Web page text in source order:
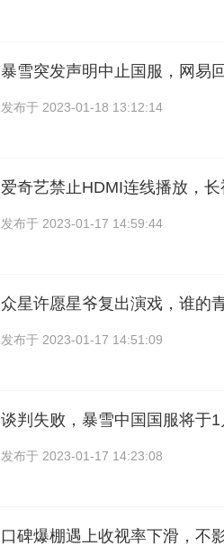
暴雪突发声明中止国服，网易
发布于 2023-01-18 13:12:14
爱奇艺禁止HDMI连线播放，
发布于 2023-01-17 14:59:44
众星许愿星爷复出演戏，谁的
发布于 2023-01-17 14:51:09
谈判失败，暴雪中国国服将于
发布于 2023-01-17 14:23:08
口碑爆棚遇上收视率下滑，不